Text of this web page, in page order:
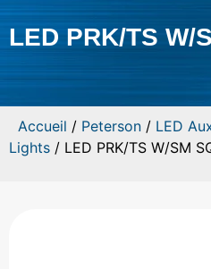
LED PRK/TS W/
Accueil / Peterson/ LED
Lights / LED PRK/TS W/SM